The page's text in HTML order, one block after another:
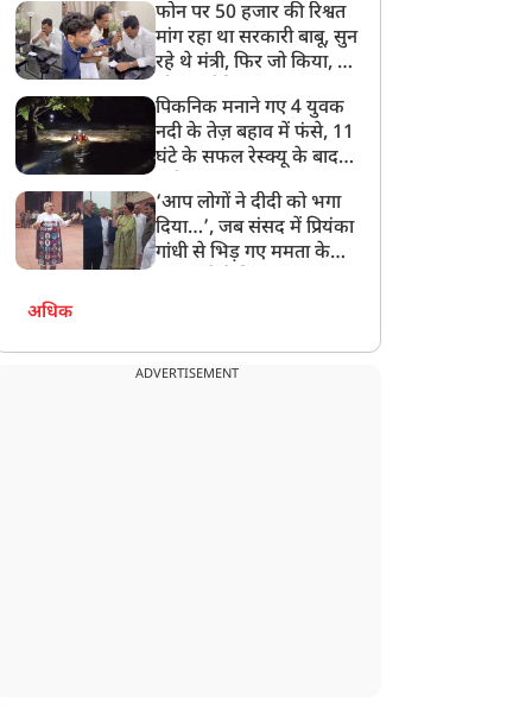
बेटी को गोद लें प्रधानमंत्री
फोन पर 50 हजार की रिश्वत
मांग रहा था सरकारी बाबू, सुन
रहे थे मंत्री, फिर जो किया, वो
पिकनिक मनाने गए 4 युवक
नदी के तेज़ बहाव में फंसे, 11
घंटे के सफल रेस्क्यू के बाद
‘आप लोगों ने दीदी को भगा
दिया…’, जब संसद में प्रियंका
गांधी से भिड़ गए ममता के
अधिक
ADVERTISEMENT